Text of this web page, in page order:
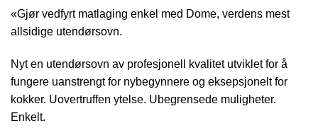
«Gjør vedfyrt matlaging enkel med Dome, verdens mest
allsidige utendørsovn.
Nyt en utendørsovn av profesjonell kvalitet utviklet for å
fungere uanstrengt for nybegynnere og eksepsjonelt for
kokker. Uovertruffen ytelse. Ubegrensede muligheter.
Enkelt.